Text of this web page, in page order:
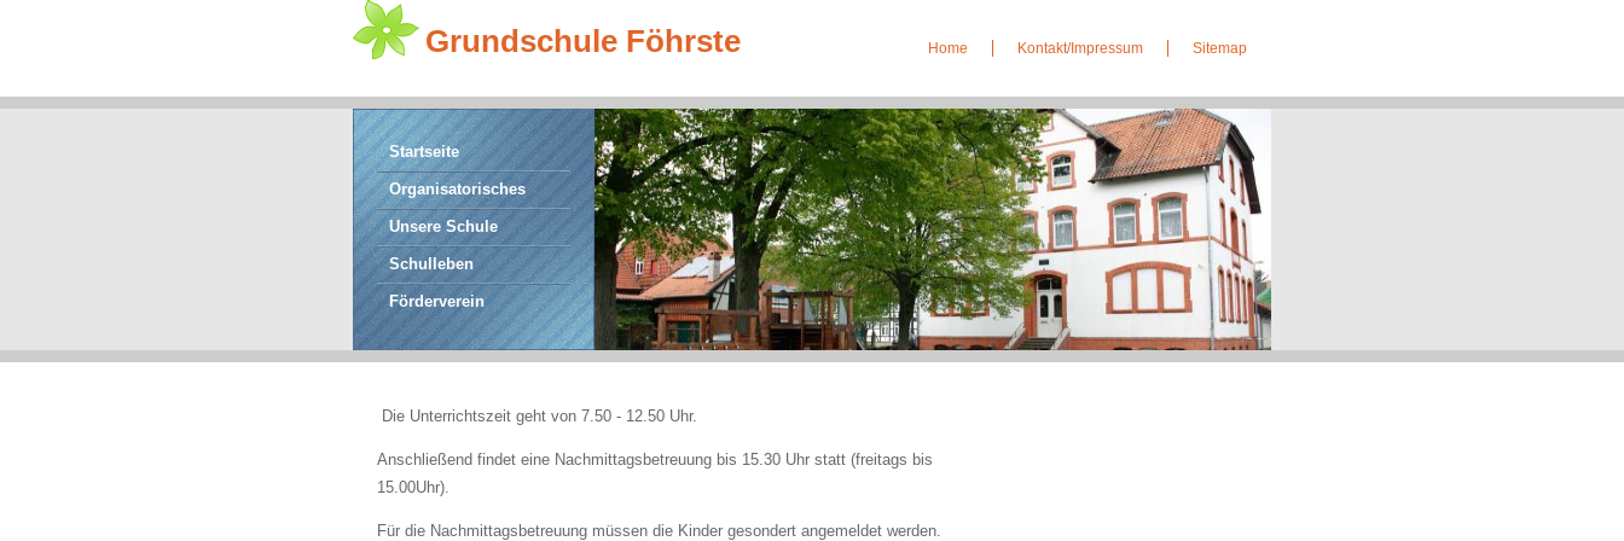
Grundschule Föhrste Home Kontakt/Impressum Sitemap
Startseite
Organisatorisches
Unsere Schule
Schulleben
Förderverein
Die Unterrichtszeit geht von 7.50 - 12.50 Uhr.
Anschließend findet eine Nachmittagsbetreuung bis 15.30 Uhr statt (freitags bis
15.00Uhr).
Für die Nachmittagsbetreuung müssen die Kinder gesondert angemeldet werden.